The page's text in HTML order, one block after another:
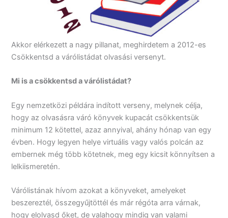
Akkor elérkezett a nagy pillanat, meghirdetem a 2012-es
Csökkentsd a várólistádat olvasási versenyt.
Mi is a csökkentsd a várólistádat?
Egy nemzetközi példára indított verseny, melynek célja,
hogy az olvasásra váró könyvek kupacát csökkentsük
minimum 12 kötettel, azaz annyival, ahány hónap van egy
évben. Hogy legyen helye virtuális vagy valós polcán az
embernek még több kötetnek, meg egy kicsit könnyítsen a
lelkiismeretén.
Várólistának hívom azokat a könyveket, amelyeket
beszereztél, összegyűjtöttél és már régóta arra várnak,
hogy elolvasd őket, de valahogy mindig van valami